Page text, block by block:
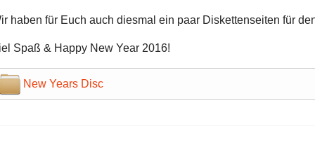
haben für Euch auch diesmal ein paar Diskettenseiten für
Spaß & Happy New Year 2016!
New Years Disc